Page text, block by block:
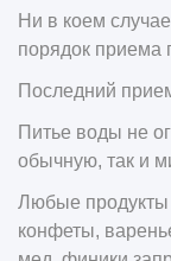
Ни в коем
порядок приема
Последний
Питье воды не
обычную, так и
Любые
конфеты,